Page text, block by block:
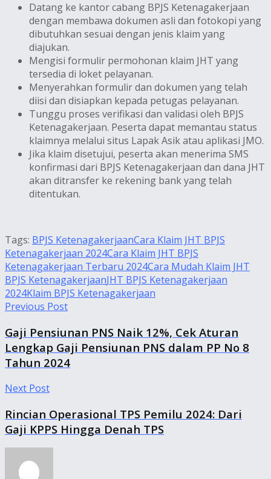
Datang ke kantor cabang BPJS Ketenagakerjaan
dengan membawa dokumen asli dan fotokopi yang
dibutuhkan sesuai dengan jenis klaim yang
diajukan.
Mengisi formulir permohonan klaim JHT yang
tersedia di loket pelayanan.
Menyerahkan formulir dan dokumen yang telah
diisi dan disiapkan kepada petugas pelayanan.
Tunggu proses verifikasi dan validasi oleh BPJS
Ketenagakerjaan. Peserta dapat memantau status
klaimnya melalui situs Lapak Asik atau aplikasi JMO.
Jika klaim disetujui, peserta akan menerima SMS
konfirmasi dari BPJS Ketenagakerjaan dan dana JHT
akan ditransfer ke rekening bank yang telah
ditentukan.
Tags: BPJS KetenagakerjaanCara Klaim JHT BPJS
Ketenagakerjaan 2024Cara Klaim JHT BPJS
Ketenagakerjaan Terbaru 2024Cara Mudah Klaim JHT
BPJS KetenagakerjaanJHT BPJS Ketenagakerjaan
2024Klaim BPJS Ketenagakerjaan
Previous Post
Gaji Pensiunan PNS Naik 12%, Cek Aturan
Lengkap Gaji Pensiunan PNS dalam PP No 8
Tahun 2024
Next Post
Rincian Operasional TPS Pemilu 2024: Dari
Gaji KPPS Hingga Denah TPS